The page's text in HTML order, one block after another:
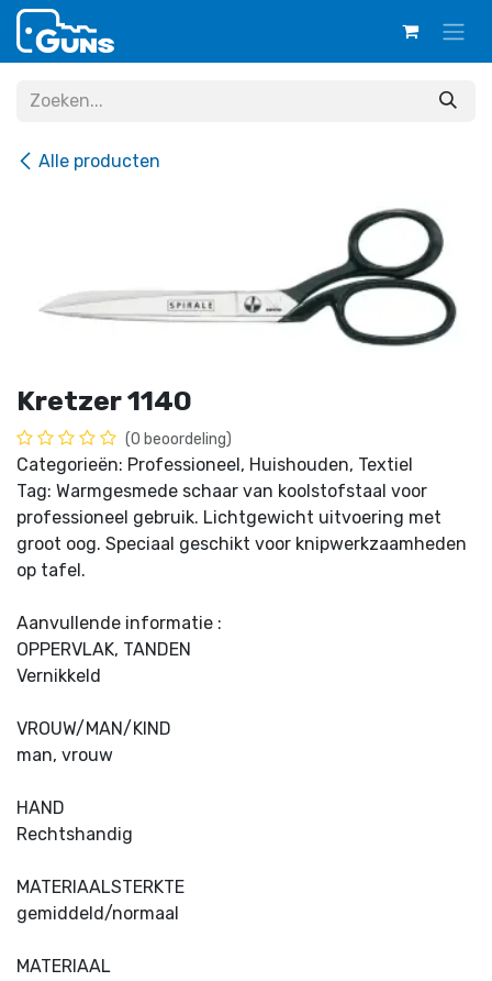
Overslaan naar inhoud
Alle producten
Kretzer 1140
(0 beoordeling)
Categorieën: Professioneel, Huishouden, Textiel
Tag: Warmgesmede schaar van koolstofstaal voor
professioneel gebruik. Lichtgewicht uitvoering met
groot oog. Speciaal geschikt voor knipwerkzaamheden
op tafel.
Aanvullende informatie :
OPPERVLAK, TANDEN
Vernikkeld
VROUW/MAN/KIND
man, vrouw
HAND
Rechtshandig
MATERIAALSTERKTE
gemiddeld/normaal
MATERIAAL